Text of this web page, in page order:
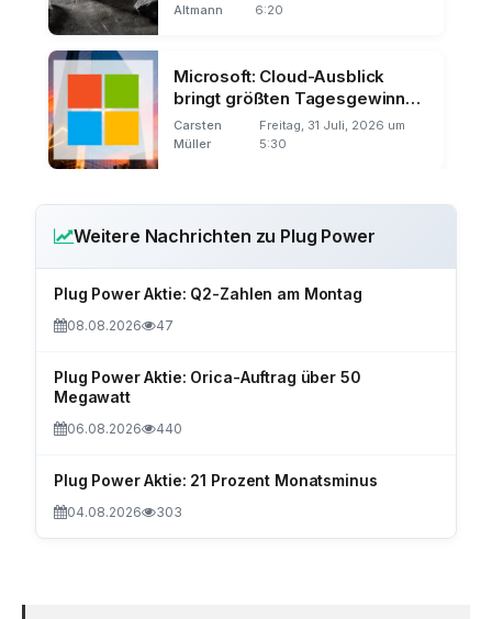
Altmann
6:20
Microsoft: Cloud-Ausblick
bringt größten Tagesgewinn
der Börsengeschichte
Carsten
Müller
Freitag, 31 Juli, 2026 um
5:30
Weitere Nachrichten zu Plug Power
Plug Power Aktie: Q2-Zahlen am Montag
08.08.2026 47
Plug Power Aktie: Orica-Auftrag über 50
Megawatt
06.08.2026 440
Plug Power Aktie: 21 Prozent Monatsminus
04.08.2026 303